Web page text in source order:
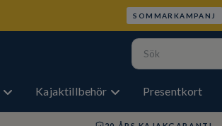
SOMMARKAMPANJ
Kajaktillbehör Presentkort